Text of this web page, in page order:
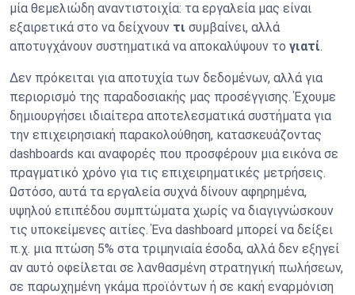
μία θεμελιώδη αναντιστοιχία: τα εργαλεία μας είναι
εξαιρετικά στο να δείχνουν τι συμβαίνει, αλλά
αποτυγχάνουν συστηματικά να αποκαλύψουν το γιατί.
Δεν πρόκειται για αποτυχία των δεδομένων, αλλά για
περιορισμό της παραδοσιακής μας προσέγγισης. Έχουμε
δημιουργήσει ιδιαίτερα αποτελεσματικά συστήματα για
την επιχειρησιακή παρακολούθηση, κατασκευάζοντας
dashboards και αναφορές που προσφέρουν μια εικόνα σε
πραγματικό χρόνο για τις επιχειρηματικές μετρήσεις.
Ωστόσο, αυτά τα εργαλεία συχνά δίνουν αφηρημένα,
υψηλού επιπέδου συμπτώματα χωρίς να διαγιγνώσκουν
τις υποκείμενες αιτίες. Ένα dashboard μπορεί να δείξει
π.χ. μια πτώση 5% στα τριμηνιαία έσοδα, αλλά δεν εξηγεί
αν αυτό οφείλεται σε λανθασμένη στρατηγική πωλήσεων,
σε παρωχημένη γκάμα προϊόντων ή σε κακή εναρμόνιση